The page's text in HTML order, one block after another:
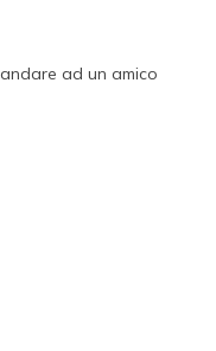
ad un amico